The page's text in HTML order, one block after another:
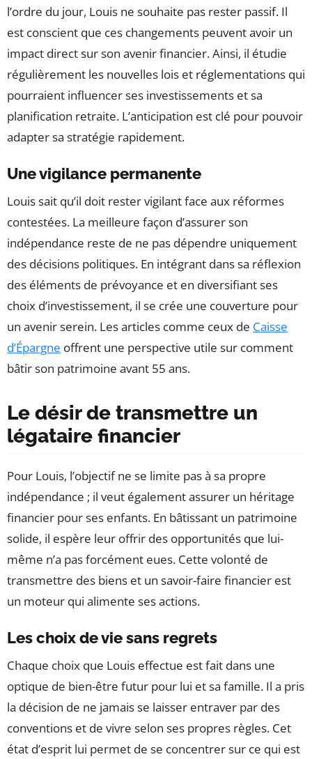
l’ordre du jour, Louis ne souhaite pas rester passif. Il
est conscient que ces changements peuvent avoir un
impact direct sur son avenir financier. Ainsi, il étudie
régulièrement les nouvelles lois et réglementations qui
pourraient influencer ses investissements et sa
planification retraite. L’anticipation est clé pour pouvoir
adapter sa stratégie rapidement.
Une vigilance permanente
Louis sait qu’il doit rester vigilant face aux réformes
contestées. La meilleure façon d’assurer son
indépendance reste de ne pas dépendre uniquement
des décisions politiques. En intégrant dans sa réflexion
des éléments de prévoyance et en diversifiant ses
choix d’investissement, il se crée une couverture pour
un avenir serein. Les articles comme ceux de Caisse
d’Épargne offrent une perspective utile sur comment
bâtir son patrimoine avant 55 ans.
Le désir de transmettre un
légataire financier
Pour Louis, l’objectif ne se limite pas à sa propre
indépendance ; il veut également assurer un héritage
financier pour ses enfants. En bâtissant un patrimoine
solide, il espère leur offrir des opportunités que lui-
même n’a pas forcément eues. Cette volonté de
transmettre des biens et un savoir-faire financier est
un moteur qui alimente ses actions.
Les choix de vie sans regrets
Chaque choix que Louis effectue est fait dans une
optique de bien-être futur pour lui et sa famille. Il a pris
la décision de ne jamais se laisser entraver par des
conventions et de vivre selon ses propres règles. Cet
état d’esprit lui permet de se concentrer sur ce qui est